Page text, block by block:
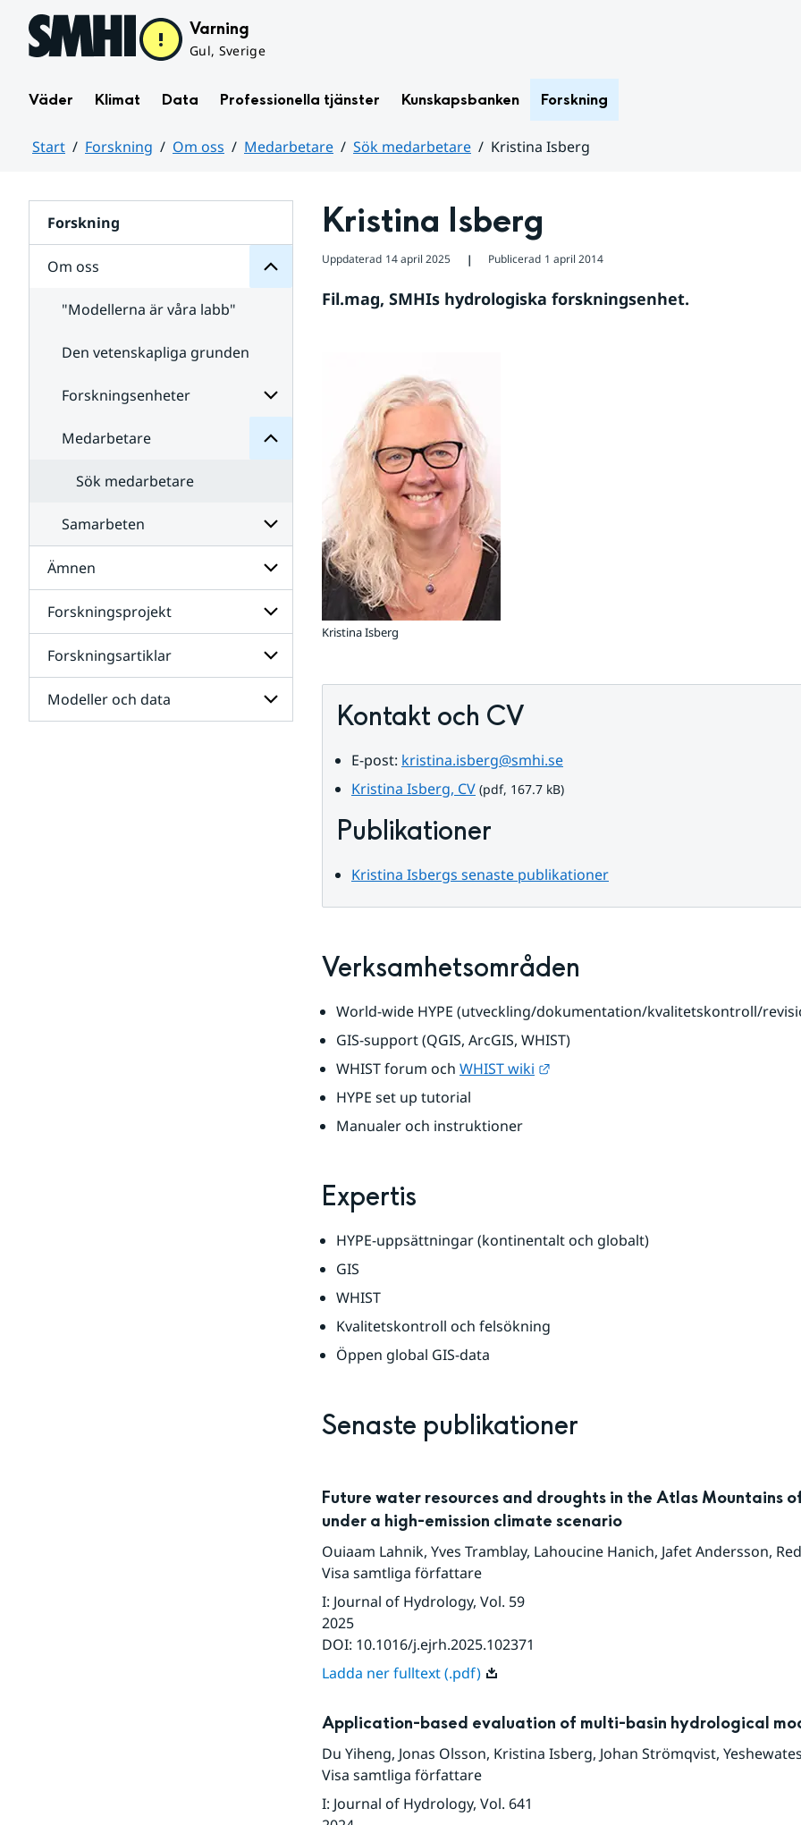
Hoppa till sidans innehåll Varning
Gul, Sverige
Väder Klimat Data Professionella tjänster Kunskapsbanken Forskning
Start Forskning Om oss Medarbetare Sök medarbetare
Kristina Isberg
Forskning
Om oss
för
"Modellerna är våra labb"
Den vetenskapliga grunden
Forskningsenheter
Undersidor
Forskningsenheter
Medarbetare
Undersidor
Medarbetare
Sök medarbetare
Samarbeten
Undersidor
för
Samarbeten
Ämnen
Undersidor
för
Ämnen
Forskningsprojekt
Undersidor
för
Forskningsprojekt
Forskningsartiklar
Undersidor
för
Modeller och data
Kristina Isberg
Uppdaterad 14 april 2025 ❘ Publicerad 1 april 2014
Fil.mag, SMHIs hydrologiska forskningsenhet.
Kristina Isberg
Kontakt och CV
E-post: kristina.isberg@smhi.se
Kristina Isberg, CVpdf, 167.7 kB.
(pdf, 167.7 kB)
Publikationer
Kristina Isbergs senaste publikationer
Verksamhetsområden
World-wide HYPE (utveckling/dokumentation/kvalitetskontroll/
GIS-support (QGIS, ArcGIS, WHIST)
WHIST forum och WHIST wiki
Länk till annan webbplats.
HYPE set up tutorial
Manualer och instruktioner
Expertis
HYPE-uppsättningar (kontinentalt och globalt)
GIS
WHIST
Kvalitetskontroll och felsökning
Öppen global GIS-data
Senaste publikationer
Future water resources and droughts in the Atlas Mountains
under a high-emission climate scenario
Ouiaam Lahnik, Yves Tramblay, Lahoucine Hanich, Jafet Andersson,
Visa samtliga författare
I: Journal of Hydrology, Vol. 59
2025
DOI: 10.1016/j.ejrh.2025.102371
Ladda ner fulltext (.pdf)
Application-based evaluation of multi-basin hydrological
Du Yiheng, Jonas Olsson, Kristina Isberg, Johan Strömqvist,
Visa samtliga författare
I: Journal of Hydrology, Vol. 641